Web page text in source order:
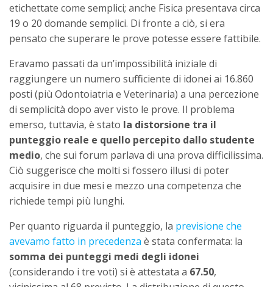
etichettate come semplici; anche Fisica presentava circa
19 o 20 domande semplici. Di fronte a ciò, si era
pensato che superare le prove potesse essere fattibile.
Eravamo passati da un’impossibilità iniziale di
raggiungere un numero sufficiente di idonei ai 16.860
posti (più Odontoiatria e Veterinaria) a una percezione
di semplicità dopo aver visto le prove. Il problema
emerso, tuttavia, è stato la distorsione tra il
punteggio reale e quello percepito dallo studente
medio, che sui forum parlava di una prova difficilissima.
Ciò suggerisce che molti si fossero illusi di poter
acquisire in due mesi e mezzo una competenza che
richiede tempi più lunghi.
Per quanto riguarda il punteggio, la previsione che
avevamo fatto in precedenza è stata confermata: la
somma dei punteggi medi degli idonei
(considerando i tre voti) si è attestata a 67.50,